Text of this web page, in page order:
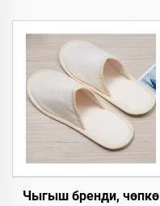
Чыгыш бренди, чөпкө